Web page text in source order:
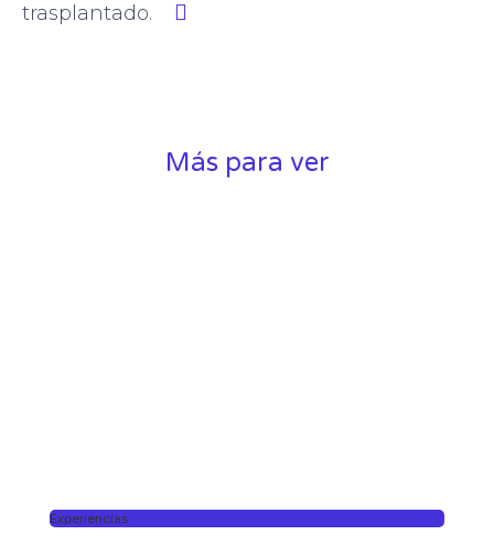
trasplantado.
Más para ver
Experiencias